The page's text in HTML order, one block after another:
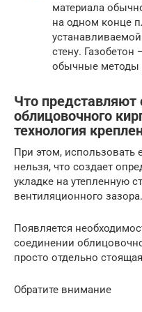
материала
на одном конце
стену.
обычные методы
Что представляют
облицовочного
технология
При этом, использовать
нельзя, что создает
укладке на утепленную
вентиляционного зазора.
Появляется
соединении
просто отдельно
Обратите внимание